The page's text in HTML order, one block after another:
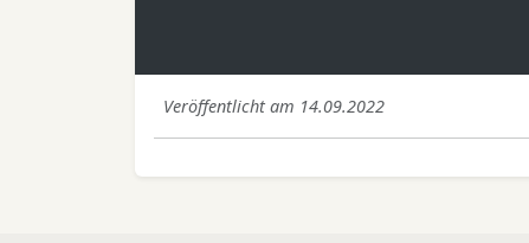
Veröffentlicht am 14.09.2022